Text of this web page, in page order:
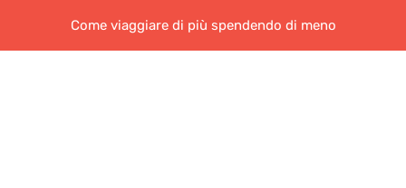
Come viaggiare di più spendendo di meno